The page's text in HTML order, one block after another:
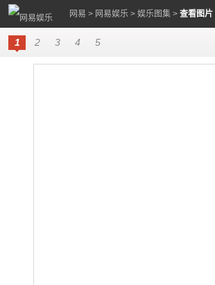
网易 > 网易娱乐 > 娱乐图集 > 查看图片
1 2 3 4 5